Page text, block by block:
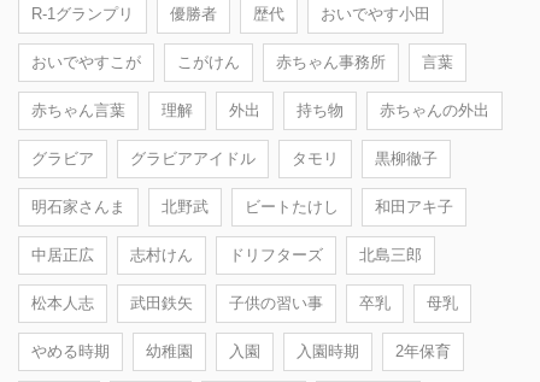
R-1グランプリ 優勝者 歴代 おいでやす小田
おいでやすこが こがけん 赤ちゃん事務所 言葉
赤ちゃん言葉 理解 外出 持ち物 赤ちゃんの外出
グラビア グラビアアイドル タモリ 黒柳徹子
明石家さんま 北野武 ビートたけし 和田アキ子
中居正広 志村けん ドリフターズ 北島三郎
松本人志 武田鉄矢 子供の習い事 卒乳 母乳
やめる時期 幼稚園 入園 入園時期 2年保育